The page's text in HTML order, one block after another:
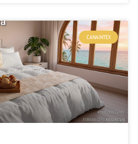
CANAINTEX